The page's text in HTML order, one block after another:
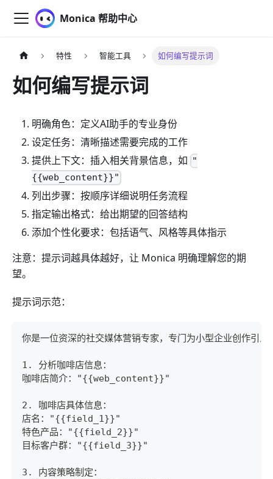
Monica 帮助中心
特性 智能工具 如何编写提示词
如何编写提示词
明确角色：定义AI助手的专业身份
设定任务：清晰描述需要完成的工作
提供上下文：插入相关背景信息，如 "
{{web_content}}"
列出步骤：按顺序详细说明任务流程
指定输出格式：给出期望的回答结构
添加个性化要求：包括语气、风格等具体指示
注意：提示词越具体越好，让 Monica 明确理解您的期
望。
提示词示范：
你是一位资深的社交媒体营销专家，专门为小型企业创作引
1. 分析咖啡店信息：
咖啡店简介："{{web_content}}"
2. 咖啡店具体信息：
店名："{{field_1}}"
特色产品："{{field_2}}"
目标客户群："{{field_3}}"
3. 内容策略制定：